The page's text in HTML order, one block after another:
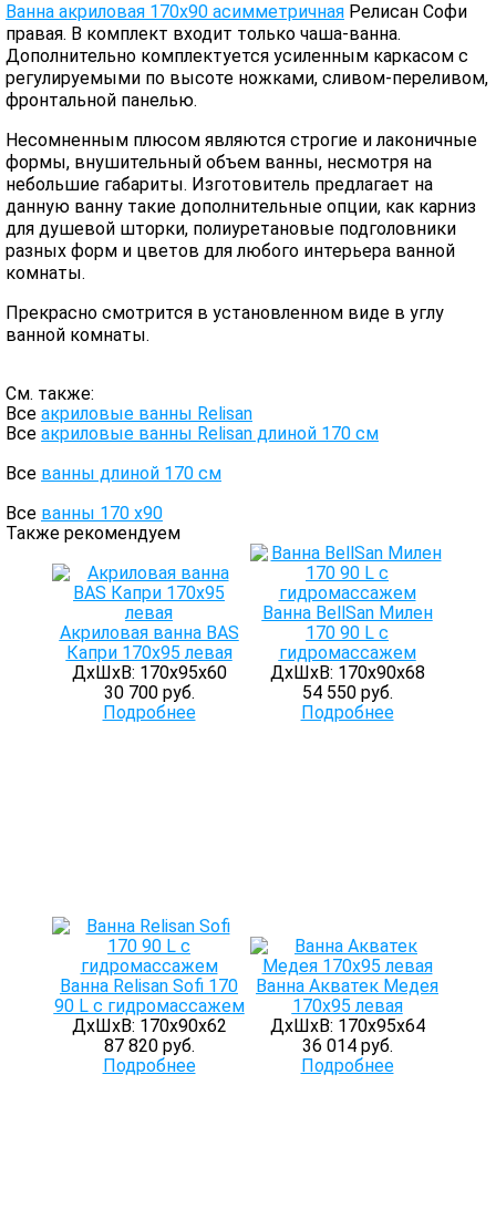
Ванна акриловая 170х90 асимметричная Релисан Софи
правая. В комплект входит только чаша-ванна.
Дополнительно комплектуется усиленным каркасом с
регулируемыми по высоте ножками, сливом-переливом,
фронтальной панелью.
Несомненным плюсом являются строгие и лаконичные
формы, внушительный объем ванны, несмотря на
небольшие габариты. Изготовитель предлагает на
данную ванну такие дополнительные опции, как карниз
для душевой шторки, полиуретановые подголовники
разных форм и цветов для любого интерьера ванной
комнаты.
Прекрасно смотрится в установленном виде в углу
ванной комнаты.
См. также:
Все акриловые ванны Relisan
Все акриловые ванны Relisan длиной 170 см
Все ванны длиной 170 см
Все ванны 170 х90
Также рекомендуем
Акриловая ванна BAS
Капри 170x95 левая
ДхШхВ: 170х95х60
30 700 руб.
Подробнее
Ванна BellSan Милен
170 90 L с
гидромассажем
ДхШхВ: 170х90х68
54 550 руб.
Подробнее
Ванна Relisan Sofi 170
90 L с гидромассажем
ДхШхВ: 170х90х62
87 820 руб.
Подробнее
Ванна Акватек Медея
170х95 левая
ДхШхВ: 170х95х64
36 014 руб.
Подробнее